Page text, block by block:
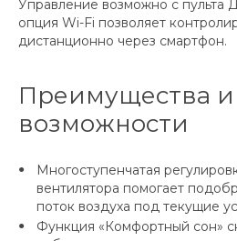
Управление возможно с пульта
опция Wi-Fi позволяет
дистанционно через смартфон.
Преимущества и
возможности
Многоступенчатая
вентилятора помогает
поток воздуха под текущие
Функция «Комфортный сон»